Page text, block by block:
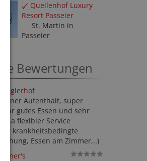
Quellenhof Luxury
Resort Passeier
St. Martin in
Passeier
Bewertungen
Aufenthalt, super
sehr gutes Essen und sehr
v.a flexibler Service
krankheitsbedingte
Essen am Zimmer,..)